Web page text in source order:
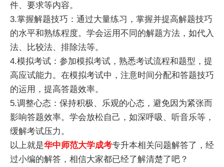
件、要求等内容。
3.掌握解题技巧：通过大量练习，掌握并提高解题技巧
的水平和熟练程度。学会运用不同的解题方法，如代入
法、比较法、排除法等。
4.模拟考试：参加模拟考试，熟悉考试流程和题型，提
高应试能力。在模拟考试中，注意时间分配和答题技巧
的运用，提高答题效率。
5.调整心态：保持积极、乐观的心态，避免因为紧张而
影响答题效率。学会放松自己，如深呼吸、听音乐等，
缓解考试压力。
以上就是华中师范大学成考专升本相关问题解答了，经
过小编的解答，相信大家都已经了解清楚了吧？